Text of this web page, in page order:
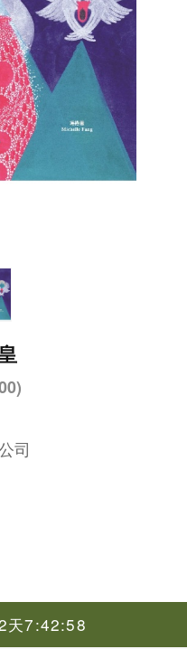
司
天7:42:58